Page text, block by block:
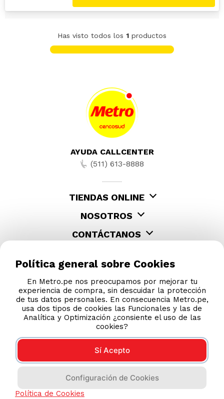
Has visto todos los 1 productos
AYUDA CALLCENTER
(511) 613-8888
TIENDAS ONLINE
NOSOTROS
CONTÁCTANOS
COMPRAS 100% SEGURAS
Esta tienda usa Niubiz para realizar transacciones
electrónicas.
Política general sobre Cookies
En Metro.pe nos preocupamos por mejorar tu
experiencia de compra, sin descuidar la protección
de tus datos personales. En consecuencia Metro.pe,
usa dos tipos de cookies las Funcionales y las de
Analítica y Optimización ¿consiente el uso de las
cookies?
Sí Acepto
Configuración de Cookies
Política de Cookies